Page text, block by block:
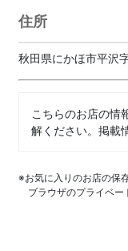
住所
秋田県にかほ市平沢
こちらのお店の情
解ください。掲載
※お気に入りのお店の保
ブラウザのプライベ